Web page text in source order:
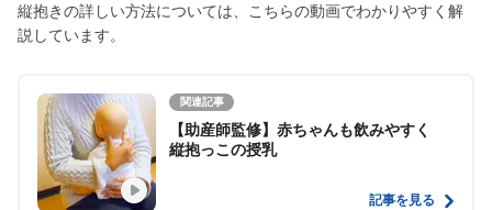
縦抱きの詳しい方法については、こちらの動画でわかりやすく解
説しています。
関連記事
【助産師監修】赤ちゃんも飲みやすく
縦抱っこの授乳
記事を見る